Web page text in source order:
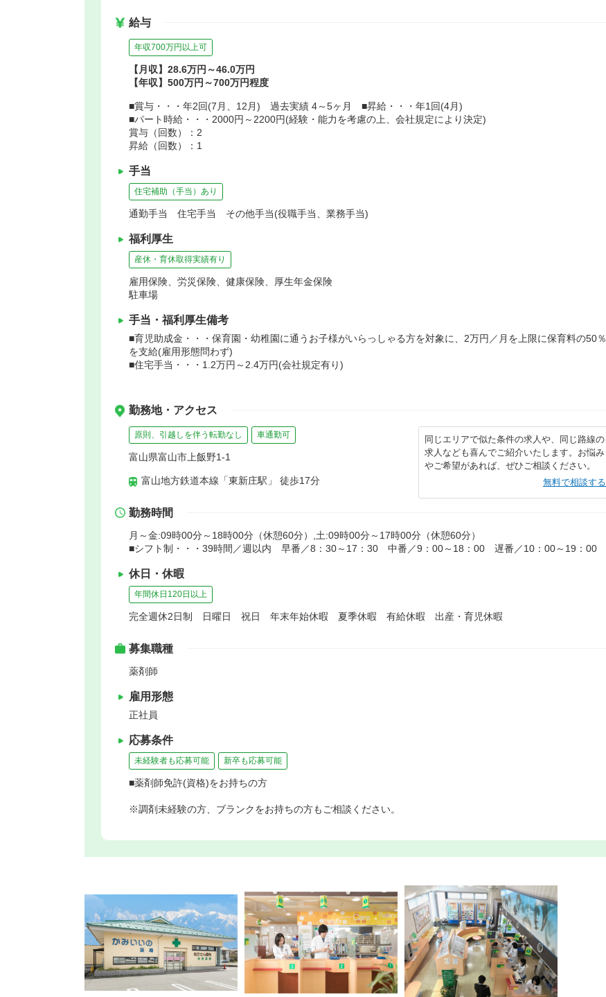
給与
年収700万円以上可
【月収】28.6万円～46.0万円
【年収】500万円～700万円程度
■賞与・・・年2回(7月、12月) 過去実績 4～5ヶ月 ■昇給・・・年1回(4月)
■パート時給・・・2000円～2200円(経験・能力を考慮の上、会社規定により決定)
賞与（回数）：2
昇給（回数）：1
手当
住宅補助（手当）あり
通勤手当 住宅手当 その他手当(役職手当、業務手当)
福利厚生
産休・育休取得実績有り
雇用保険、労災保険、健康保険、厚生年金保険
駐車場
手当・福利厚生備考
■育児助成金・・・保育園・幼稚園に通うお子様がいらっしゃる方を対象に、2万円／月を上限に保育料の50％
を支給(雇用形態問わず)
■住宅手当・・・1.2万円～2.4万円(会社規定有り)
勤務地・アクセス
原則、引越しを伴う転勤なし 車通勤可
富山県富山市上飯野1-1
富山地方鉄道本線「東新庄駅」 徒歩17分
同じエリアで似た条件の求人や、同じ路線の
求人なども喜んでご紹介いたします。お悩み
やご希望があれば、ぜひご相談ください。
無料で相談する
勤務時間
月～金:09時00分～18時00分（休憩60分）,土:09時00分～17時00分（休憩60分）
■シフト制・・・39時間／週以内 早番／8：30～17：30 中番／9：00～18：00 遅番／10：00～19：00
休日・休暇
年間休日120日以上
完全週休2日制 日曜日 祝日 年末年始休暇 夏季休暇 有給休暇 出産・育児休暇
募集職種
薬剤師
雇用形態
正社員
応募条件
未経験者も応募可能 新卒も応募可能
■薬剤師免許(資格)をお持ちの方
※調剤未経験の方、ブランクをお持ちの方もご相談ください。